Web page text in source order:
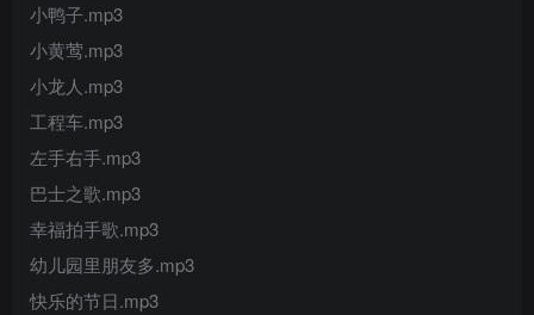
小鸭子.mp3
小黄莺.mp3
小龙人.mp3
工程车.mp3
左手右手.mp3
巴士之歌.mp3
幸福拍手歌.mp3
幼儿园里朋友多.mp3
快乐的节日.mp3